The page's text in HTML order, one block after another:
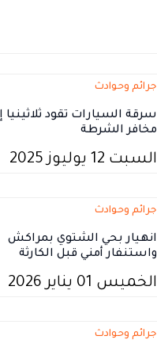
جرائم وحوادث
سرقة السيارات تقود ثلاثينيا
مخافر الشرطة
السبت 12 يوليوز 2025
جرائم وحوادث
انهيار بحي الشتوي بمراكش
واستنفار أمني قبل الكارثة
الخميس 01 يناير 2026
جرائم وحوادث